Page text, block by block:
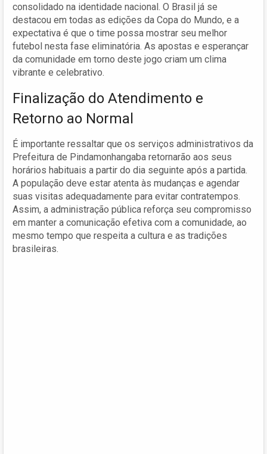
consolidado na identidade nacional. O Brasil já se
destacou em todas as edições da Copa do Mundo, e a
expectativa é que o time possa mostrar seu melhor
futebol nesta fase eliminatória. As apostas e esperançar
da comunidade em torno deste jogo criam um clima
vibrante e celebrativo.
Finalização do Atendimento e
Retorno ao Normal
É importante ressaltar que os serviços administrativos da
Prefeitura de Pindamonhangaba retornarão aos seus
horários habituais a partir do dia seguinte após a partida.
A população deve estar atenta às mudanças e agendar
suas visitas adequadamente para evitar contratempos.
Assim, a administração pública reforça seu compromisso
em manter a comunicação efetiva com a comunidade, ao
mesmo tempo que respeita a cultura e as tradições
brasileiras.